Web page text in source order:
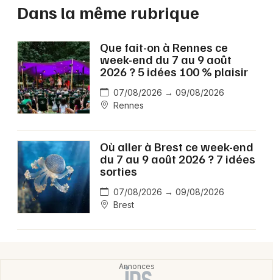
Dans la même rubrique
Que fait-on à Rennes ce
week-end du 7 au 9 août
2026 ? 5 idées 100 % plaisir
07/08/2026 → 09/08/2026
Rennes
Où aller à Brest ce week-end
du 7 au 9 août 2026 ? 7 idées
sorties
07/08/2026 → 09/08/2026
Brest